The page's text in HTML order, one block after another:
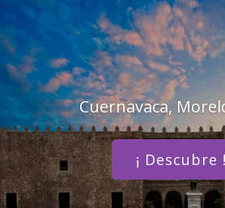
Cuernavaca,
¡ Descubre !